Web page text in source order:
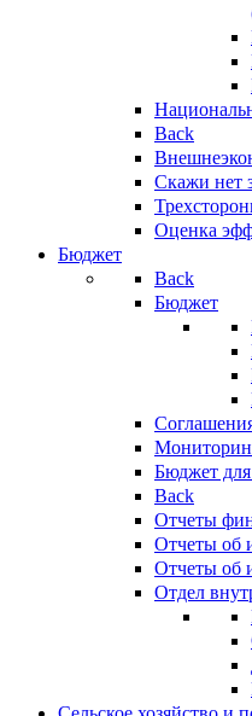
Back
Скажи нет
Оценка
Бюджет
Back
Бюджет
Бюджет
Back
Отчеты
Отчеты об
Отчеты об
Отдел